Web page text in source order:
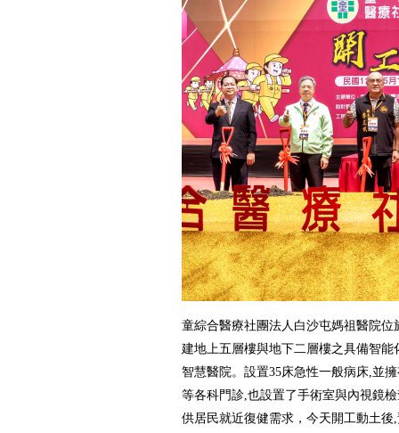
童綜合醫療社團法人白沙屯媽祖醫院位
建地上五層樓與地下二層樓之具備智
智慧醫院。設置35床急性一般病床,並
等各科門診,也設置了手術室與內視鏡
供居民就近復健需求，今天開工動土後